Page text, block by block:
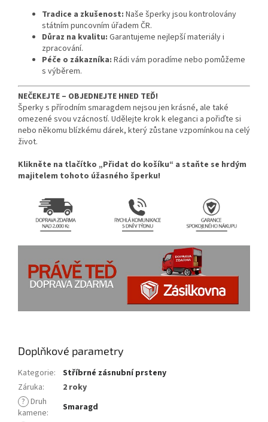
Tradice a zkušenost: Naše šperky jsou kontrolovány
státním puncovním úřadem ČR.
Důraz na kvalitu: Garantujeme nejlepší materiály i
zpracování.
Péče o zákazníka: Rádi vám poradíme nebo pomůžeme
s výběrem.
NEČEKEJTE – OBJEDNEJTE HNED TEĎ!
Šperky s přírodním smaragdem nejsou jen krásné, ale také
omezené svou vzácností. Udělejte krok k eleganci a pořiďte si
nebo někomu blízkému dárek, který zůstane vzpomínkou na celý
život.
Klikněte na tlačítko „Přidat do košíku“ a staňte se hrdým
majitelem tohoto úžasného šperku!
Doplňkové parametry
Kategorie:
Stříbrné zásnubní prsteny
Záruka:
2 roky
? Druh
kamene:
Smaragd